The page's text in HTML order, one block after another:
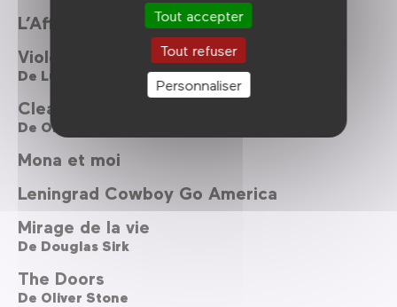
Tout accepter
Tout refuser
Personnaliser
L’Affaire des divisions Morituri
Violent Days
De Lucile Chaufour
Clean
De Olivier Assayas
Mona et moi
Leningrad Cowboy Go America
Mirage de la vie
De Douglas Sirk
The Doors
De Oliver Stone